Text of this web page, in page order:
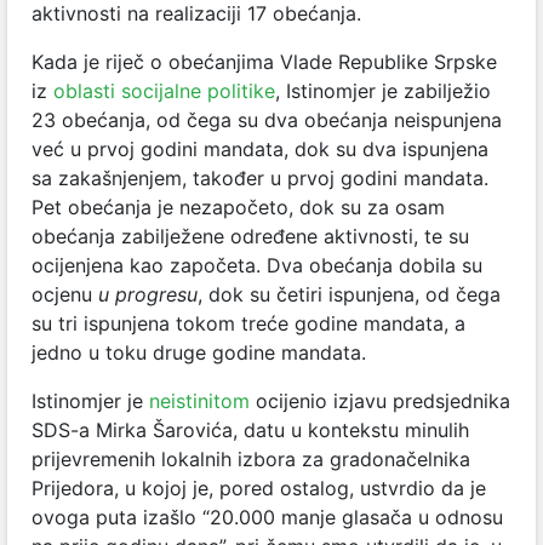
aktivnosti na realizaciji 17 obećanja.
Kada je riječ o obećanjima Vlade Republike Srpske
iz oblasti socijalne politike, Istinomjer je zabilježio
23 obećanja, od čega su dva obećanja neispunjena
već u prvoj godini mandata, dok su dva ispunjena
sa zakašnjenjem, također u prvoj godini mandata.
Pet obećanja je nezapočeto, dok su za osam
obećanja zabilježene određene aktivnosti, te su
ocijenjena kao započeta. Dva obećanja dobila su
ocjenu u progresu, dok su četiri ispunjena, od čega
su tri ispunjena tokom treće godine mandata, a
jedno u toku druge godine mandata.
Istinomjer je neistinitom ocijenio izjavu predsjednika
SDS-a Mirka Šarovića, datu u kontekstu minulih
prijevremenih lokalnih izbora za gradonačelnika
Prijedora, u kojoj je, pored ostalog, ustvrdio da je
ovoga puta izašlo “20.000 manje glasača u odnosu